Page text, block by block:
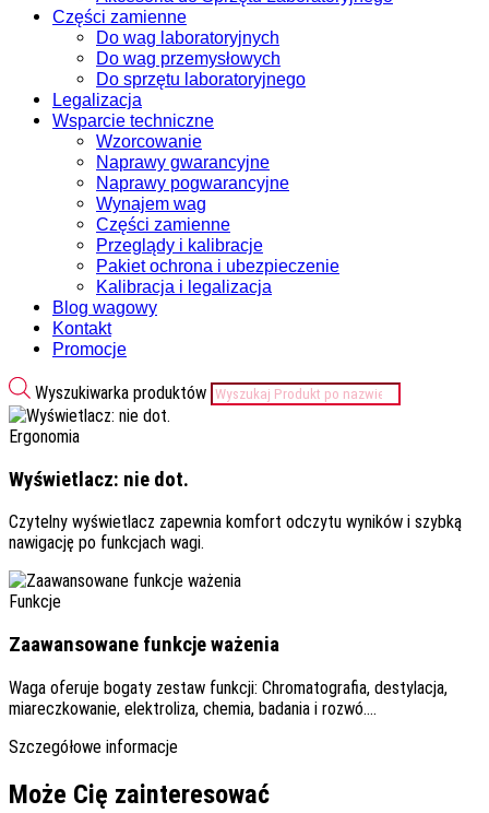
Części zamienne
Do wag laboratoryjnych
Do wag przemysłowych
Do sprzętu laboratoryjnego
Legalizacja
Wsparcie techniczne
Wzorcowanie
Naprawy gwarancyjne
Naprawy pogwarancyjne
Wynajem wag
Części zamienne
Przeglądy i kalibracje
Pakiet ochrona i ubezpieczenie
Kalibracja i legalizacja
Blog wagowy
Kontakt
Promocje
Wyszukiwarka produktów
Ergonomia
Wyświetlacz: nie dot.
Czytelny wyświetlacz zapewnia komfort odczytu wyników i szybką
nawigację po funkcjach wagi.
Funkcje
Zaawansowane funkcje ważenia
Waga oferuje bogaty zestaw funkcji: Chromatografia, destylacja,
miareczkowanie, elektroliza, chemia, badania i rozwó….
Szczegółowe informacje
Może Cię zainteresować